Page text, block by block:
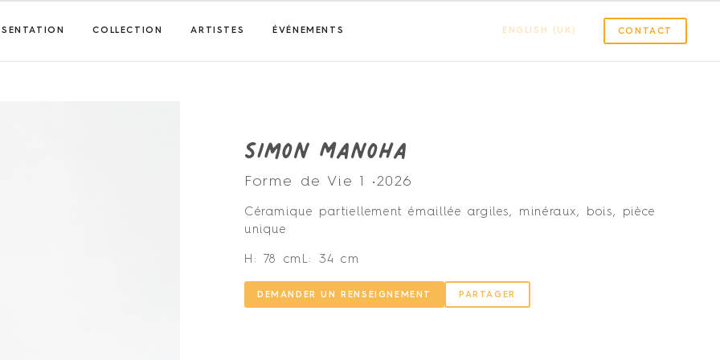
COLLECTION ARTISTES ÉVÉNEMENTS ENGLISH (UK) CONTACT
Simon Manoha
Forme de Vie 1 •2026
Céramique partiellement émaillée argiles, minéraux, bois, pièce
unique
H: 78 cm L: 34 cm
DEMANDER UN RENSEIGNEMENT PARTAGER